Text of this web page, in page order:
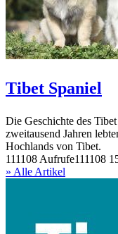
Tibet Spaniel
Die Geschichte des
zweitausend Jahren
Hochlands von Tibet.
111108 Aufrufe111108
» Alle Artikel